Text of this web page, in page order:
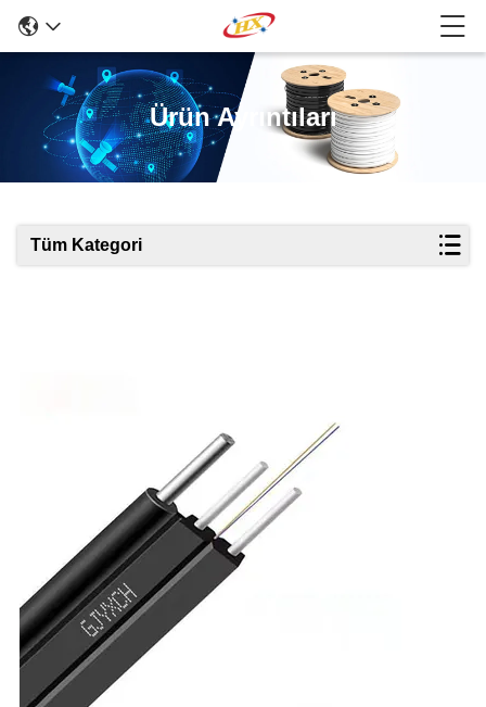
Ürün Ayrıntıları
Tüm Kategori